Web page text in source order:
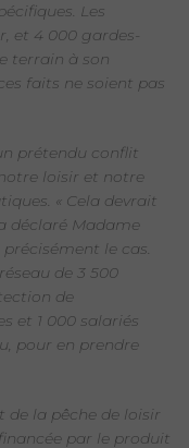
Les
et 4 000 gardes-
terrain à son
faits ne soient pas
prétendu conflit
loisir et notre
« Cela devrait
déclaré Madame
le cas.
de 3 500
de
et 1 000 salariés
pour en prendre
la pêche de loisir
par le produit